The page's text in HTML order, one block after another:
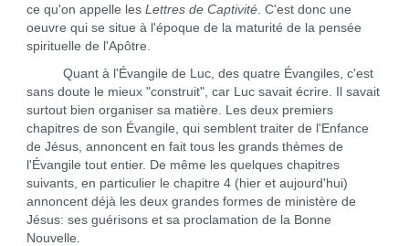
ce qu'on appelle les Lettres de Captivité. C'est donc une
oeuvre qui se situe à l'époque de la maturité de la pensée
spirituelle de l'Apôtre.
Quant à l'Évangile de Luc, des quatre Évangiles, c'est
sans doute le mieux "construit", car Luc savait écrire. Il savait
surtout bien organiser sa matière. Les deux premiers
chapitres de son Évangile, qui semblent traiter de l'Enfance
de Jésus, annoncent en fait tous les grands thèmes de
l'Évangile tout entier. De même les quelques chapitres
suivants, en particulier le chapitre 4 (hier et aujourd'hui)
annoncent déjà les deux grandes formes de ministère de
Jésus: ses guérisons et sa proclamation de la Bonne
Nouvelle.